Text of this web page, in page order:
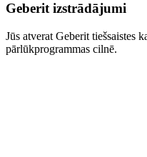
Geberit izstrādājumi
Jūs atverat Geberit tiešsaistes
pārlūkprogrammas cilnē.